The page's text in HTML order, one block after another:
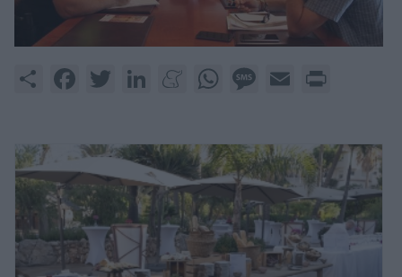
Share FacebookTwitter LinkedInMeneameWhatsAppMessage
Email